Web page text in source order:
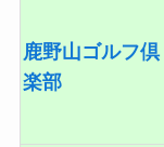
鹿野山ゴルフ倶
楽部